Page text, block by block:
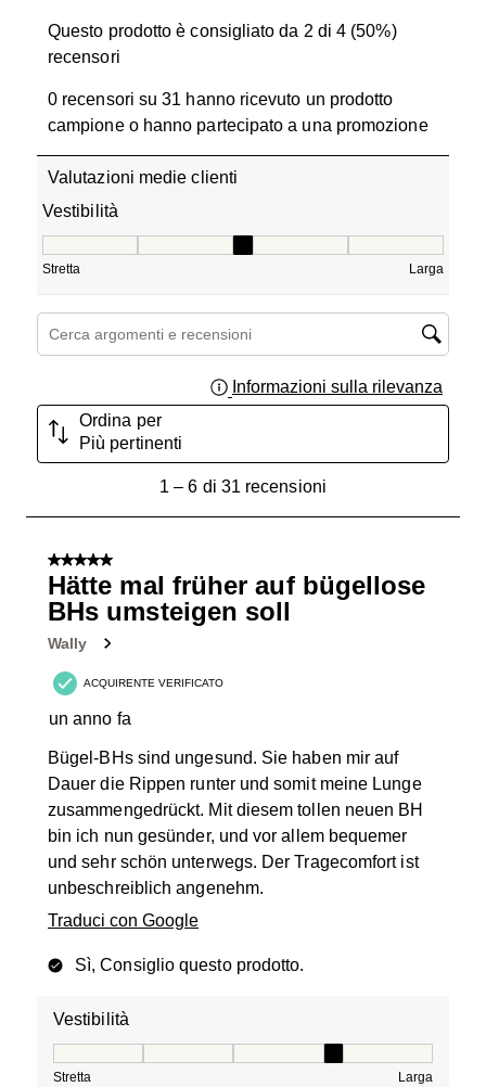
Questo prodotto è consigliato da 2 di 4 (50%)
recensori
0 recensori su 31 hanno ricevuto un prodotto
campione o hanno partecipato a una promozione
Valutazioni medie clienti
Vestibilità
Stretta Larga
Cerca argomenti e ricerca delle recensioni
Informazioni sulla rilevanza
Ordina per
Più pertinenti
recensioni.
1 – 6 di 31 recensioni
5 su 5 stelle.
Hätte mal früher auf bügellose
BHs umsteigen soll
Wally
ACQUIRENTE VERIFICATO
un anno fa
Bügel-BHs sind ungesund. Sie haben mir auf
Dauer die Rippen runter und somit meine Lunge
zusammengedrückt. Mit diesem tollen neuen BH
bin ich nun gesünder, und vor allem bequemer
und sehr schön unterwegs. Der Tragecomfort ist
unbeschreiblich angenehm.
Traduci con Google
Sì, Consiglio questo prodotto.
Vestibilità
Stretta Larga